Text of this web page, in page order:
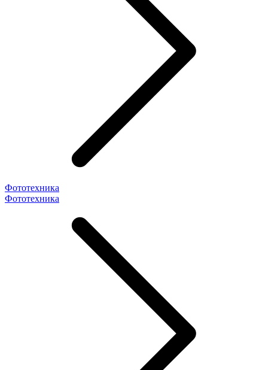
Фототехника
Фототехника